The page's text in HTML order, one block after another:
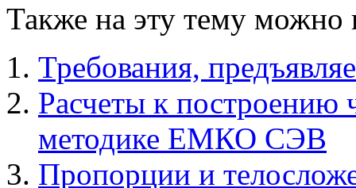
Также на эту тему можно
Требования,
Расчеты к построению
методике ЕМКО СЭВ
Пропорции и